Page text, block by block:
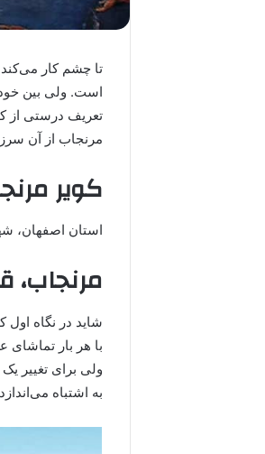
تا چشم کار
است. ولی بین
تعریف درستی از
مرنجاب از آن
کویر
استان اصفهان،
مرنجاب،
شاید در نگاه
با هر بار
ولی برای تغییر
به اشتباه